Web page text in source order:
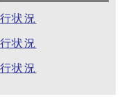
状況
状況
状況